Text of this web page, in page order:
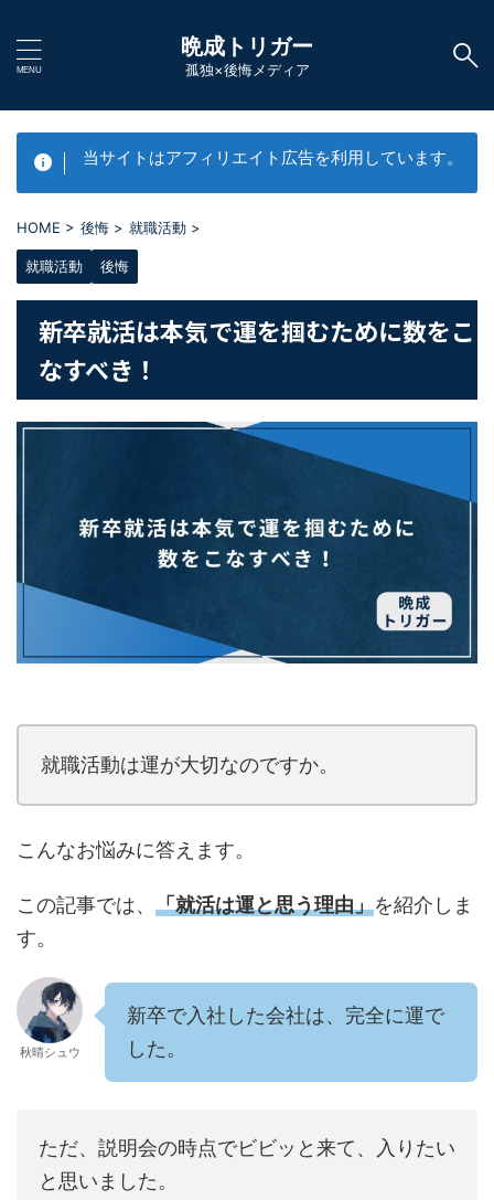
晩成トリガー
孤独×後悔メディア
当サイトはアフィリエイト広告を利用しています。
HOME > 後悔 > 就職活動 >
就職活動 後悔
新卒就活は本気で運を掴むために数をこ
なすべき！
就職活動は運が大切なのですか。
こんなお悩みに答えます。
この記事では、 「就活は運と思う理由」を紹介しま
す。
秋晴シュウ
新卒で入社した会社は、完全に運で
した。
ただ、説明会の時点でビビッと来て、入りたい
と思いました。